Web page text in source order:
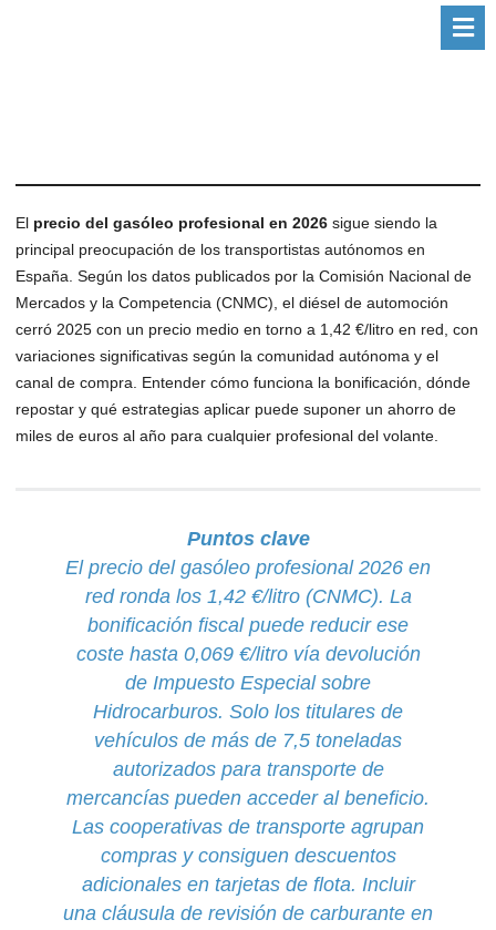
El precio del gasóleo profesional en 2026 sigue siendo la
principal preocupación de los transportistas autónomos en
España. Según los datos publicados por la Comisión Nacional de
Mercados y la Competencia (CNMC), el diésel de automoción
cerró 2025 con un precio medio en torno a 1,42 €/litro en red, con
variaciones significativas según la comunidad autónoma y el
canal de compra. Entender cómo funciona la bonificación, dónde
repostar y qué estrategias aplicar puede suponer un ahorro de
miles de euros al año para cualquier profesional del volante.
Puntos clave
El precio del gasóleo profesional 2026 en
red ronda los 1,42 €/litro (CNMC). La
bonificación fiscal puede reducir ese
coste hasta 0,069 €/litro vía devolución
de Impuesto Especial sobre
Hidrocarburos. Solo los titulares de
vehículos de más de 7,5 toneladas
autorizados para transporte de
mercancías pueden acceder al beneficio.
Las cooperativas de transporte agrupan
compras y consiguen descuentos
adicionales en tarjetas de flota. Incluir
una cláusula de revisión de carburante en